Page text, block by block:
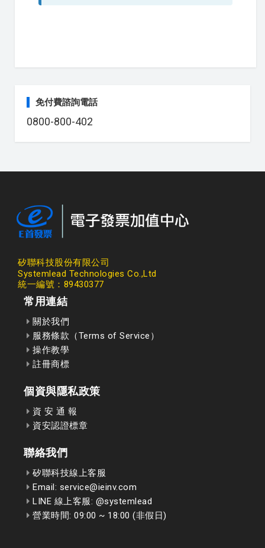
免付費諮詢電話
0800-800-402
矽聯科技股份有限公司
Systemlead Technologies Co.,Ltd
統一編號：89430377
常用連結
關於我們
服務條款（Terms of Service）
操作教學
註冊商標
個資與隱私政策
資 安 通 報
資安認證標章
聯絡我們
矽聯科技線上客服
Email: service@ieinv.com
LINE 線上客服: @systemlead
營業時間: 09:00 ~ 18:00 (非假日)